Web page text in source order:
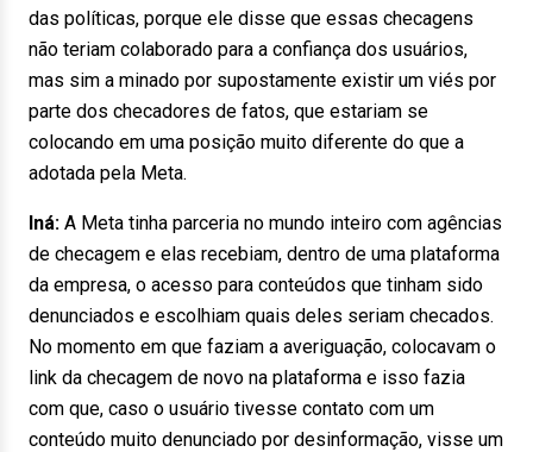
das políticas, porque ele disse que essas checagens
não teriam colaborado para a confiança dos usuários,
mas sim a minado por supostamente existir um viés por
parte dos checadores de fatos, que estariam se
colocando em uma posição muito diferente do que a
adotada pela Meta.
Iná: A Meta tinha parceria no mundo inteiro com agências
de checagem e elas recebiam, dentro de uma plataforma
da empresa, o acesso para conteúdos que tinham sido
denunciados e escolhiam quais deles seriam checados.
No momento em que faziam a averiguação, colocavam o
link da checagem de novo na plataforma e isso fazia
com que, caso o usuário tivesse contato com um
conteúdo muito denunciado por desinformação, visse um